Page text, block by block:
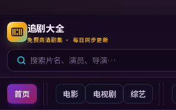
追剧大全
免费高清剧集 · 每日同步更新
首页 电影 电视剧 综艺